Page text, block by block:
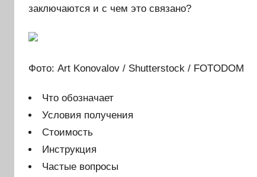
заключаются и с чем это связано?
Фото: Art Konovalov / Shutterstock / FOTODOM
Что обозначает
Условия получения
Стоимость
Инструкция
Частые вопросы